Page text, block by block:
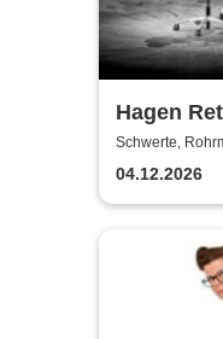
Hagen
Schwerte,
04.12.2026